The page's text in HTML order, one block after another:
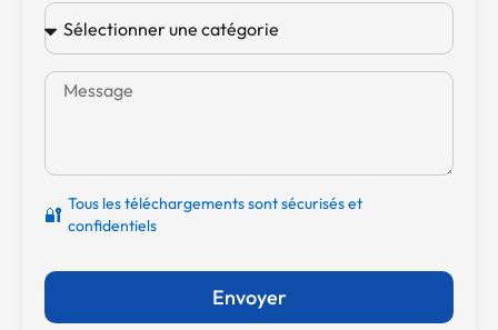
🔐 Tous les téléchargements sont sécurisés et
confidentiels
Envoyer